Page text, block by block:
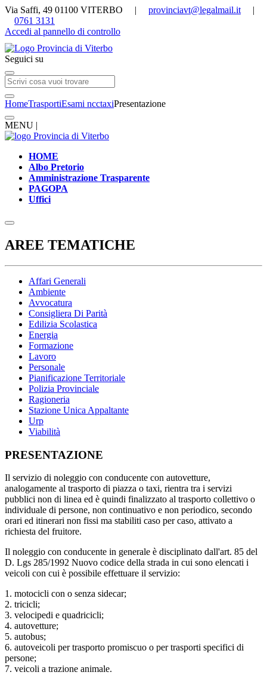
Via Saffi, 49 01100 VITERBO | provinciavt@legalmail.it |
0761 3131
Accedi al pannello di controllo
Seguici su
HomeTrasportiEsami ncctaxiPresentazione
MENU |
HOME
Albo Pretorio
Amministrazione Trasparente
PAGOPA
Uffici
AREE TEMATICHE
Affari Generali
Ambiente
Avvocatura
Consigliera Di Parità
Edilizia Scolastica
Energia
Formazione
Lavoro
Personale
Pianificazione Territoriale
Polizia Provinciale
Ragioneria
Stazione Unica Appaltante
Urp
Viabilità
PRESENTAZIONE
Il servizio di noleggio con conducente con autovetture,
analogamente al trasporto di piazza o taxi, rientra tra i servizi
pubblici non di linea ed è quindi finalizzato al trasporto collettivo o
individuale di persone, non continuativo e non periodico, secondo
orari ed itinerari non fissi ma stabiliti caso per caso, attivato a
richiesta del fruitore.
Il noleggio con conducente in generale è disciplinato dall'art. 85 del
D. Lgs 285/1992 Nuovo codice della strada in cui sono elencati i
veicoli con cui è possibile effettuare il servizio:
1. motocicli con o senza sidecar;
2. tricicli;
3. velocipedi e quadricicli;
4. autovetture;
5. autobus;
6. autoveicoli per trasporto promiscuo o per trasporti specifici di
persone;
7. veicoli a trazione animale.